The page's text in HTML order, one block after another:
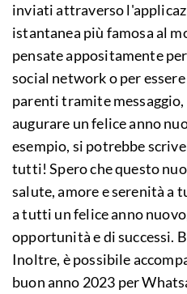
inviati attraverso
istantanea più famosa al
pensate appositamente
social network o per
parenti tramite
augurare un felice anno
esempio, si potrebbe
tutti! Spero che questo
salute, amore e serenità a
a tutti un felice anno
opportunità e di successi.
Inoltre, è possibile
buon anno 2023 per